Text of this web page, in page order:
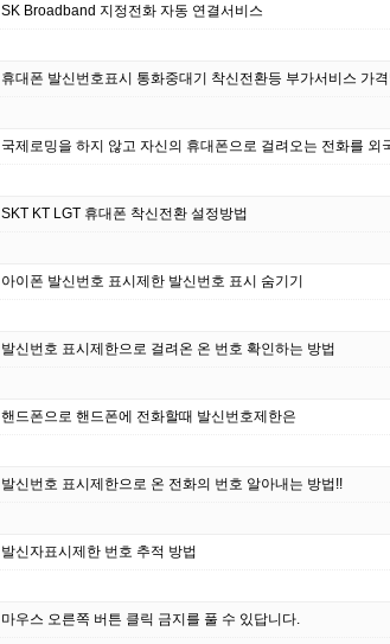
SK Broadband 지정전화 자동 연결서비스
휴대폰 발신번호표시 통화중대기 착신전환등 부가서비스 가
국제로밍을 하지 않고 자신의 휴대폰으로 걸려오는 전화를 외
SKT KT LGT 휴대폰 착신전환 설정방법
아이폰 발신번호 표시제한 발신번호 표시 숨기기
발신번호 표시제한으로 걸려온 온 번호 확인하는 방법
핸드폰으로 핸드폰에 전화할때 발신번호제한은
발신번호 표시제한으로 온 전화의 번호 알아내는 방법!!
발신자표시제한 번호 추적 방법
마우스 오른쪽 버튼 클릭 금지를 풀 수 있답니다.